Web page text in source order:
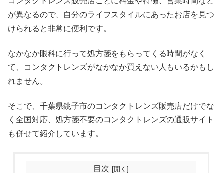
が異なるので、自分のライフスタイルにあったお店を見つ
けられると非常に便利です。
なかなか眼科に行って処方箋をもらってくる時間がなく
て、コンタクトレンズがなかなか買えない人もいるかもし
れません。
そこで、千葉県銚子市のコンタクトレンズ販売店だけでな
く全国対応、処方箋不要のコンタクトレンズの通販サイト
も併せて紹介しています。
目次